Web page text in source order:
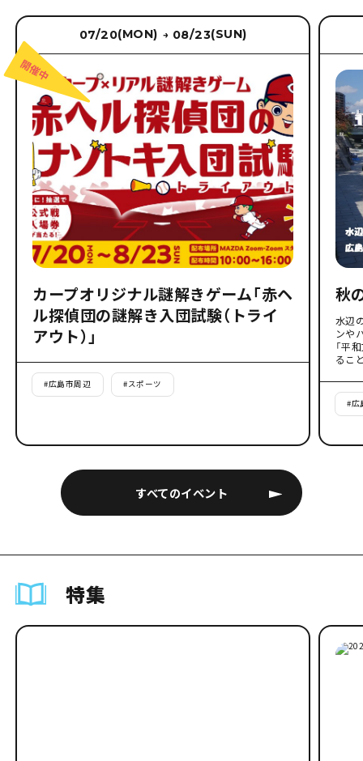
すべてのイベント
07/20(MON) → 08/23(SUN)
カープオリジナル謎解きゲーム「赤ヘ
ル探偵団の謎解き入団試験（トライ
アウト）」
#広島市周辺 #スポーツ
秋
水辺
ンや
「平
るこ
#広
特集